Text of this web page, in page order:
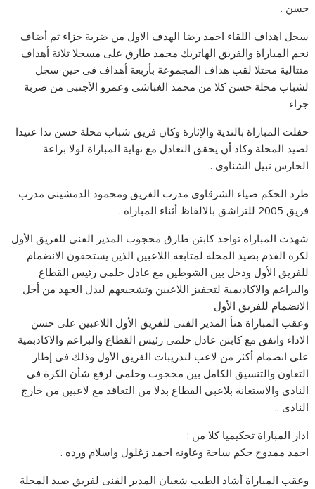
حسن .
سجل اهداف اللقاء احمد رضا الهدف الاول من ضربة جزاء ثم أضاف
نجم المباراة والفريق الهاتريك محمد طارق على مسجلا ثلاثة أهداف
متتالية محتلا لقب هداف المجموعة بأربعة أهداف فى حين سجل
لشباب محلة حسن كلا من محمد الغباشى وعمرو الأجنبى من ضربة
جزاء
حفلت المباراة بالندية والإثارة وكان فريق شباب محلة حسن ندا عنيدا
لصيد المحلة وكاد أن يحقق التعادل مع نهاية المباراة لولا براعة
الحارس نبيل الشناوى .
طرد الحكم ضياء الشرقاوى مدرب الفريق ومحمود الدمشيتى مدرب
فريق 2005 للتراشق بالالفاظ أثناء المباراة .
شهدت المباراة تواجد كابتن طارق محجوب المدير الفنى للفريق الأول
لكرة القدم بصيد المحلة لمتابعة اللاعبين الذين يستحقون الانضمام
للفريق الأول ودخل بين الشوطين مع عادل حلمى رئيس القطاع
والبراعم والاكاديمية لتحفيز اللاعبين وتشجيعهم لبذل الجهد من أجل
الانضمام للفريق الأول
وعقب المباراة هنأ المدير الفنى للفريق الأول اللاعبين على حسن
الاداء واتفق مع كابتن عادل حلمى رئيس القطاع والبراعم والاكادبمية
على انضمام أكثر من لاعب لتدريبات الفريق الأول وذلك فى إطار
التعاون والتنسيق الكامل بين محجوب وحلمى لرفع شأن الكرة فى
النادى والاستعانة بلاعبى القطاع بدلا من التعاقد مع لاعبين من خارج
النادى ..
ادار المباراة تحكيميا كلا من :
احمد ممدوح حكم ساحة وعاونه احمد زغلول واسلام ورده .
وعقب المباراة أشاد الطيب شعبان المدير الفنى لفريق صيد المحلة